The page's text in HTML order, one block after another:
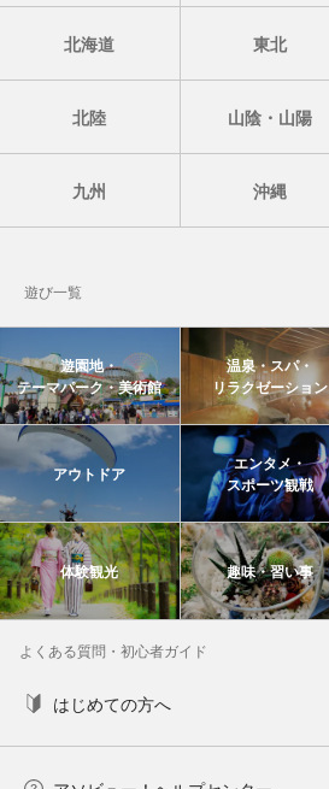
北海道 東北
北陸 山陰・山陽
九州 沖縄
遊び一覧
遊園地・
テーマパーク・美術館
温泉・スパ・
リラクゼーション
アウトドア
エンタメ・
スポーツ観戦
体験観光 趣味・習い事
よくある質問・初心者ガイド
はじめての方へ